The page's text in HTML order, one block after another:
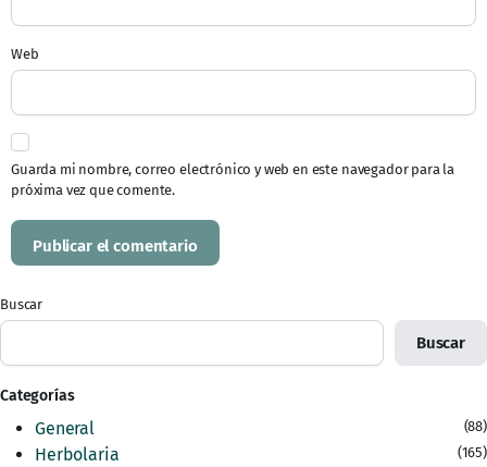
Web
Guarda mi nombre, correo electrónico y web en este navegador para la
próxima vez que comente.
Buscar
Buscar
Categorías
General (88)
Herbolaria (165)